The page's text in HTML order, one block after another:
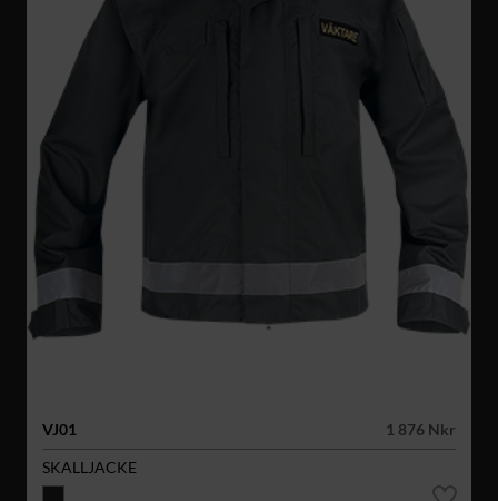
VJ01
1 876 Nkr
SKALLJACKE